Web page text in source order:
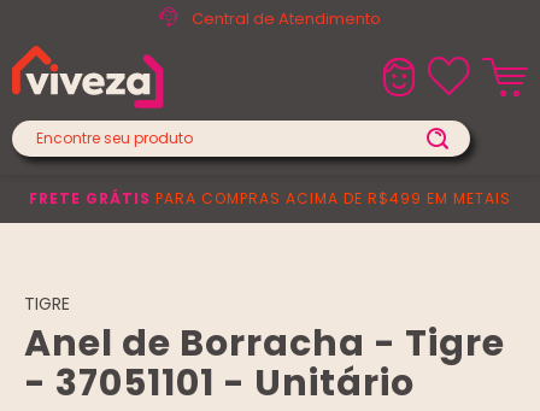
Central de Atendimento
FRETE GRÁTIS PARA COMPRAS ACIMA DE R$499 EM METAIS
TIGRE
Anel de Borracha - Tigre
- 37051101 - Unitário